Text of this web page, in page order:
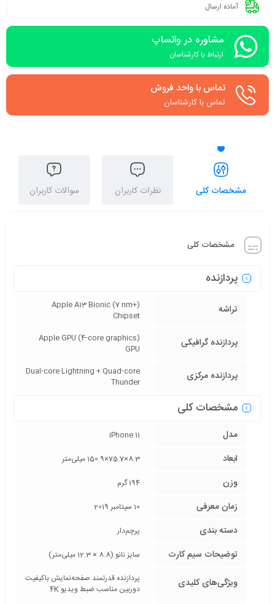
آماده ارسال
مشاوره در واتساپ
ارتباط با کارشناسان
تماس با واحد فروش
تماس با کارشناسان
مشخصات کلی نظرات کاربران سوالات کاربران
مشخصات کلی
پردازنده
تراشه
Apple A13 Bionic (7 nm+)
Chipset
پردازنده‌ گرافیکی
Apple GPU (4-core graphics)
GPU
پردازنده‌ مرکزی
Dual-core Lightning + Quad-core
Thunder
مشخصات کلی
مدل iPhone 11
ابعاد 8.3×75.7×150.9 میلی‌متر
وزن 194 گرم
زمان معرفی 10 سپتامبر 2019
دسته ‌بندی پرچم‌دار
توضیحات سیم کارت سایز نانو (8.8 × 12.3 میلی‌متر)
ویژگی‌های کلیدی
پردازنده قدرتمند صفحه‌نمایش با‌کیفیت
دوربین مناسب ضبط ویدیو 4K